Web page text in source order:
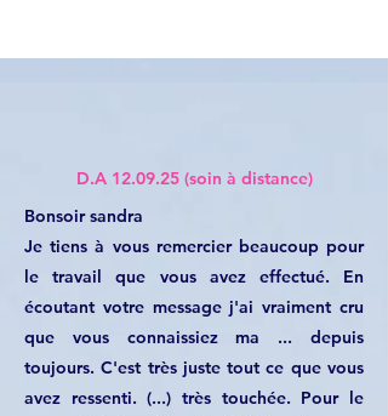
D.A 12.09.25 (soin à distance)
Bonsoir sandra
Je tiens à vous remercier beaucoup pour
le travail que vous avez effectué. En
écoutant votre message j'ai vraiment cru
que vous connaissiez ma ... depuis
toujours. C'est très juste tout ce que vous
avez ressenti. (...) très touchée. Pour le